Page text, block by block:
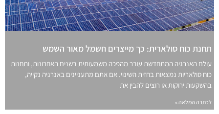
תחנת כוח סולארית: כך מייצרים חשמל מאור השמש
עולם האנרגיה המתחדשת עובר מהפכה משמעותית בשנים האחרונות, ותחנות
כוח סולאריות נמצאות בחזית השינוי. אם אתם מתעניינים באנרגיה נקייה,
בהשקעות ירוקות או רוצים להבין את
לכתבה המלאה »